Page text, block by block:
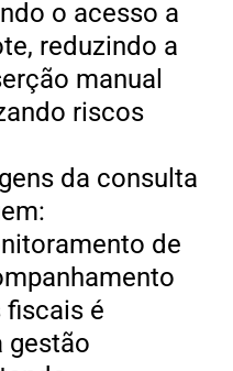
o acesso a
reduzindo a
manual
riscos
da consulta
de
é
gestão